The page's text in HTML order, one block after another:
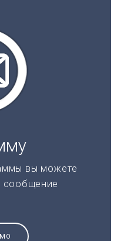
вы можете
сообщение